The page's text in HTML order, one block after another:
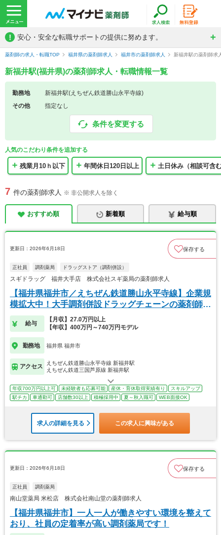
! 安心・安全な転職サポートの提供に努めます。
薬剤師の求人・転職TOP 福井県の薬剤師求人 福井市の薬剤師求人 新福井駅の薬剤師求
新福井駅(福井県)の薬剤師求人・転職情報一覧
勤務地
新福井駅(えちぜん鉄道勝山永平寺線)
その他
指定なし
条件を変更する
人気のこだわり条件を追加する
残業月10ｈ以下 年間休日120日以上 土日休み（相談可含
7 件の薬剤師求人 ※ 非公開求人を除く
おすすめ順 新着順 給与順
更新日：2026年6月18日 保存する
正社員 調剤薬局 ドラッグストア（調剤併設）
スギドラッグ 福井大手店 株式会社スギ薬局の薬剤師求人
【福井県福井市／えちぜん鉄道勝山永平寺線】企業規
模拡大中！大手調剤併設ドラッグチェーンの薬剤師求
人！
給与
【月収】27.0万円以上
【年収】400万円～740万円モデル
勤務地 福井県 福井市
アクセス
えちぜん鉄道勝山永平寺線 新福井駅
えちぜん鉄道三国芦原線 新福井駅
年収700万円以上可 未経験者も応募可能 産休・育休取得実績有り
スキルアップ
駅チカ
車通勤可 店舗数30以上 積極採用中 夏～秋入職可 WEB面接OK
求人の詳細を見る この求人に興味がある
更新日：2026年6月18日 保存する
正社員 調剤薬局
南山堂薬局 米松店 株式会社南山堂の薬剤師求人
【福井県福井市】一人一人が働きやすい環境を整えて
おり、社員の定着率が高い調剤薬局です！